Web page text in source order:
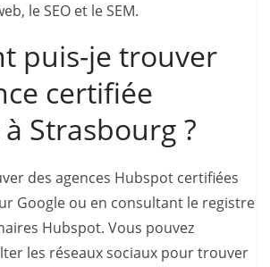
le SEO et le SEM.
puis-je trouver
certifiée
Strasbourg ?
des agences Hubspot certifiées
Google ou en consultant le registre
Hubspot. Vous pouvez
les réseaux sociaux pour trouver